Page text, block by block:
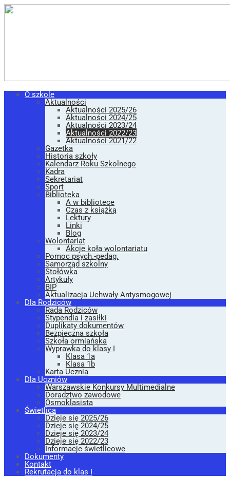
O szkole
Aktualności
Aktualności 2025/26
Aktualności 2024/25
Aktualności 2023/24
Aktualności 2022/23
Aktualności 2021/22
Gazetka
Historia szkoły
Kalendarz Roku Szkolnego
Kadra
Sekretariat
Sport
Biblioteka
A w bibliotece
Czas z książką
Lektury
Linki
Blog
Wolontariat
Akcje koła wolontariatu
Pomoc psych.-pedag.
Samorząd szkolny
Stołówka
Artykuły
BIP
Aktualizacja Uchwały Antysmogowej
Dla Rodziców
Rada Rodziców
Stypendia i zasiłki
Duplikaty dokumentów
Bezpieczna szkoła
Szkoła ormiańska
Wyprawka do klasy I
Klasa 1a
Klasa 1b
Karta Ucznia
Dla Uczniów
Warszawskie Konkursy Multimedialne
Doradztwo zawodowe
Ósmoklasista
Świetlica
Dzieje się 2025/26
Dzieje się 2024/25
Dzieje się 2023/24
Dzieje się 2022/23
Informacje świetlicowe
Dokumenty
Kontakt
Rekrutacja do klas I